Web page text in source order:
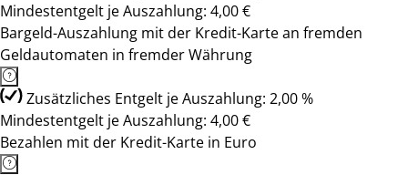
Mindestentgelt je Auszahlung: 4,00 €
Bargeld-Auszahlung mit der Kredit-Karte an fremden
Geldautomaten in fremder Währung
Zusätzliches Entgelt je Auszahlung: 2,00 %
Mindestentgelt je Auszahlung: 4,00 €
Bezahlen mit der Kredit-Karte in Euro